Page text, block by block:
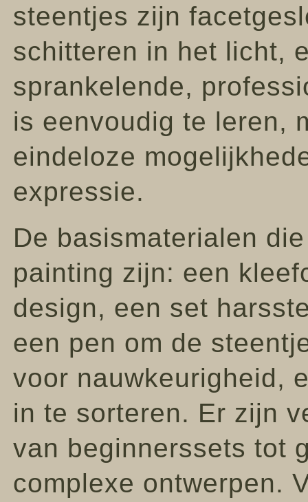
steentjes zijn
schitteren in het licht,
sprankelende,
is eenvoudig te leren,
eindeloze
expressie.
De basismaterialen
painting zijn: een
design, een set
een pen om de
voor nauwkeurigheid,
in te sorteren. Er zijn
van beginnerssets tot
complexe ontwerpen.